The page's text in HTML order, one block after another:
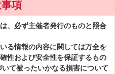
項
、必ず主催者発行のものと照合
る情報の内容に関しては万全を
性および安全性を保証するもの
て被ったいかなる損害について